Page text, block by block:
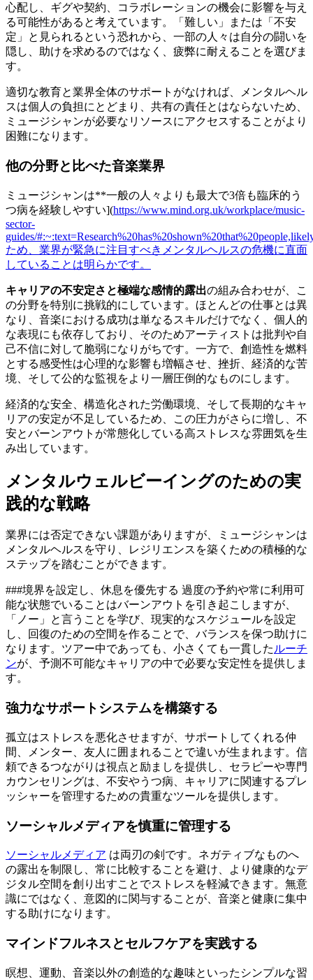
心配し、ギグや契約、コラボレーションの機会に影響を与え
る可能性があると考えています。「難しい」または「不安
定」と見られるという恐れから、一部の人々は自分の闘いを
隠し、助けを求めるのではなく、疲弊に耐えることを選びま
す。
適切な教育と業界全体のサポートがなければ、メンタルヘル
スは個人の負担にとどまり、共有の責任とはならないため、
ミュージシャンが必要なリソースにアクセスすることがより
困難になります。
他の分野と比べた音楽業界
ミュージシャンは**一般の人々よりも最大で3倍も臨床的う
つ病を経験しやすい](https://www.mind.org.uk/workplace/music-
sector-
guides/
ため、業界が緊急に注目すべきメンタルヘルスの危機に直面
していることは明らかです。
キャリアの不安定さと極端な感情的露出の組み合わせが、こ
の分野を特別に挑戦的にしています。ほとんどの仕事とは異
なり、音楽における成功は単なるスキルだけでなく、個人的
な表現にも依存しており、そのためアーティストは批判や自
己不信に対して脆弱になりがちです。一方で、創造性を燃料
とする感受性は心理的な影響も増幅させ、挫折、経済的な苦
境、そして公的な監視をより一層圧倒的なものにします。
経済的な安全、構造化された労働環境、そして長期的なキャ
リアの安定が不足しているため、この圧力がさらに増し、不
安とバーンアウトが常態化している高ストレスな雰囲気を生
み出しています。
メンタルウェルビーイングのための実
践的な戦略
業界には否定できない課題がありますが、ミュージシャンは
メンタルヘルスを守り、レジリエンスを築くための積極的な
ステップを踏むことができます。
###境界を設定し、休息を優先する 過度の予約や常に利用可
能な状態でいることはバーンアウトを引き起こしますが、
「ノー」と言うことを学び、現実的なスケジュールを設定
し、回復のための空間を作ることで、バランスを保つ助けに
なります。ツアー中であっても、小さくても一貫したルーチ
ンが、予測不可能なキャリアの中で必要な安定性を提供しま
す。
強力なサポートシステムを構築する
孤立はストレスを悪化させますが、サポートしてくれる仲
間、メンター、友人に囲まれることで違いが生まれます。信
頼できるつながりは視点と励ましを提供し、セラピーや専門
カウンセリングは、不安やうつ病、キャリアに関連するプレ
ッシャーを管理するための貴重なツールを提供します。
ソーシャルメディアを慎重に管理する
ソーシャルメディア は両刃の剣です。ネガティブなものへ
の露出を制限し、常に比較することを避け、より健康的なデ
ジタル空間を創り出すことでストレスを軽減できます。無意
識にではなく、意図的に関与することが、音楽と健康に集中
する助けになります。
マインドフルネスとセルフケアを実践する
瞑想、運動、音楽以外の創造的な趣味といったシンプルな習